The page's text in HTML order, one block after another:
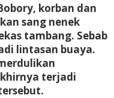
korban dan
sang nenek
tambang. Sebab
lintasan buaya.
terjadi